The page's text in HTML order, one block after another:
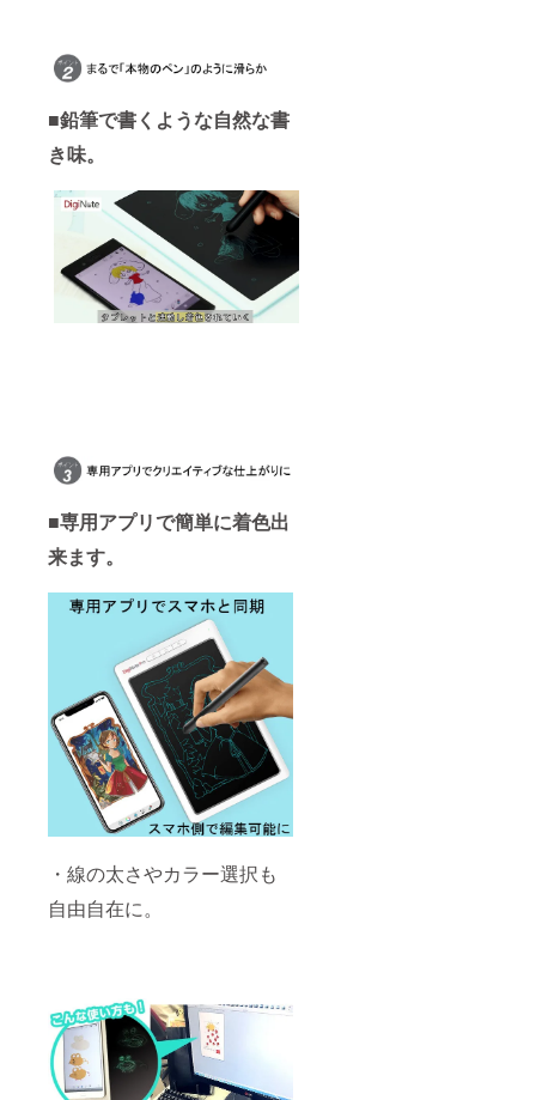
■鉛筆で書くような自然な書
き味。
■専用アプリで簡単に着色出
来ます。
・線の太さやカラー選択も
自由自在に。